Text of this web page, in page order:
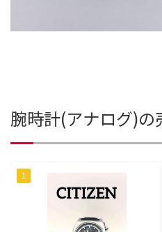
腕時計(アナログ)